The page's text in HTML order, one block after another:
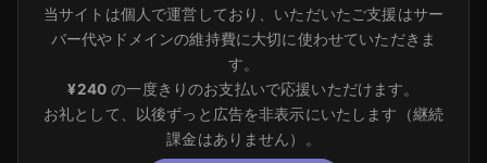
当サイトは個人で運営しており、いただいたご支援はサー
バー代やドメインの維持費に大切に使わせていただきま
す。
¥240 の一度きりのお支払いで応援いただけます。
お礼として、以後ずっと広告を非表示にいたします（継続
課金はありません）。